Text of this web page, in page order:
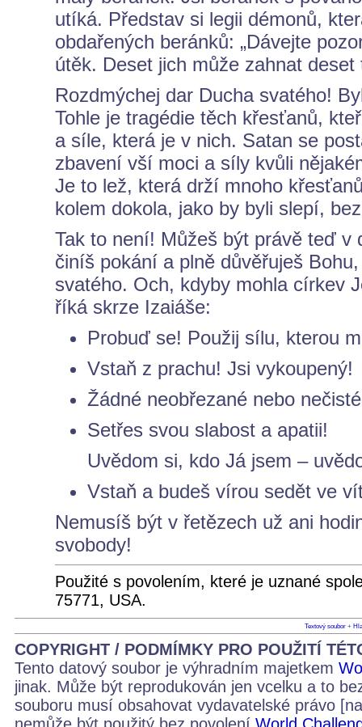
utíká. Představ si legii démonů,
obdařených beránků: „Dávejte
útěk. Deset jich může zahnat deset
Rozdmýchej dar Ducha svatého!
Tohle je tragédie těch křesťanů,
a síle, která je v nich. Satan se
zbavení vší moci a síly kvůli
Je to lež, která drží mnoho
kolem dokola, jako by byli slepí,
Tak to není! Můžeš být právě teď
činíš pokání a plně důvěřuješ
svatého. Och, kdyby mohla církev
říká skrze Izaiáše:
Probuď se! Použij sílu, kterou
Vstaň z prachu! Jsi vykoupený!
Žádné neobřezané nebo
Setřes svou slabost a apatii!
Uvědom si, kdo Já jsem –
Vstaň a budeš vírou sedět ve
Nemusíš být v řetězech už ani
svobody!
Použité s povolením, které je uznané
75771, USA.
Textový soubor+
COPYRIGHT / PODMÍMKY PRO POUŽITÍ
Tento datový soubor je výhradním majetkem
jinak. Může být reprodukován jen vcelku a to
souboru musí obsahovat vydavatelské právo